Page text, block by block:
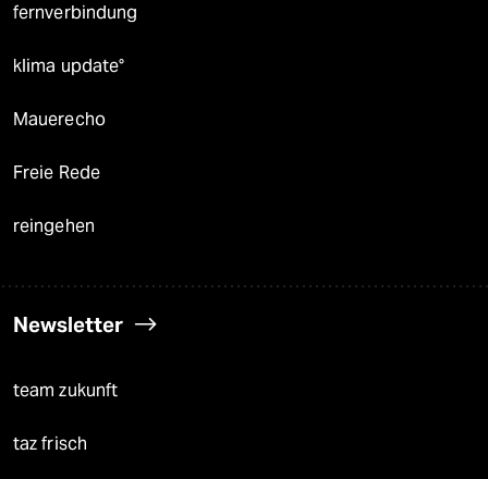
fernverbindung
klima update°
Mauerecho
Freie Rede
reingehen
Newsletter
team zukunft
taz frisch